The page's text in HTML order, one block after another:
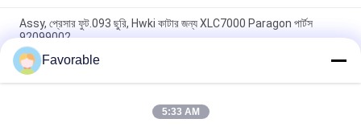
Assy, প্রেসার ফুট.093 ছুরি, Hwki কাটার জন্য XLC7000 Paragon পার্টস
92099002
90565000 বেল্ট ক্ল্যাম্প ক্যাপ মোবাইল অটো কাটার XLC7000 / Z7 এর জন্য
উপযুক্ত
অটো কাটার জন্য Wendon W40-3-104 রটার স্লিপিং যোগাযোগ করুন XCL7000
Favorable
5:33 AM